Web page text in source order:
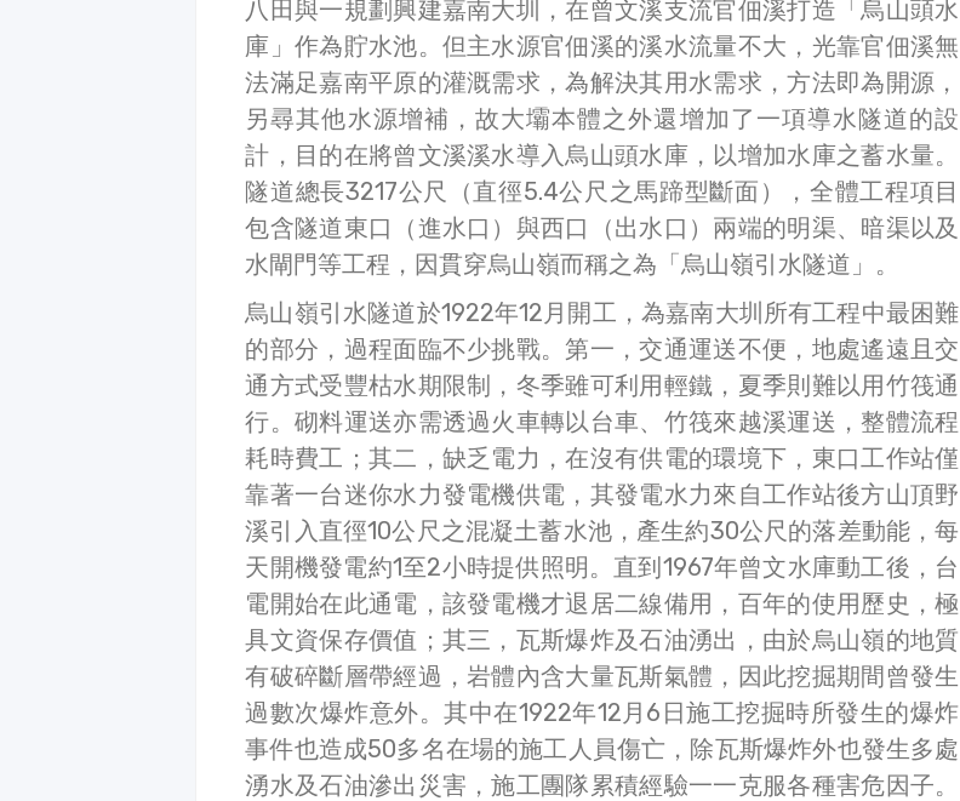
八田與一規劃興建嘉南大圳，在曾文溪支流官佃溪打造「烏山頭水
庫」作為貯水池。但主水源官佃溪的溪水流量不大，光靠官佃溪無
法滿足嘉南平原的灌溉需求，為解決其用水需求，方法即為開源，
另尋其他水源增補，故大壩本體之外還增加了一項導水隧道的設
計，目的在將曾文溪溪水導入烏山頭水庫，以增加水庫之蓄水量。
隧道總長3217公尺（直徑5.4公尺之馬蹄型斷面），全體工程項目
包含隧道東口（進水口）與西口（出水口）兩端的明渠、暗渠以及
水閘門等工程，因貫穿烏山嶺而稱之為「烏山嶺引水隧道」。
烏山嶺引水隧道於1922年12月開工，為嘉南大圳所有工程中最困難
的部分，過程面臨不少挑戰。第一，交通運送不便，地處遙遠且交
通方式受豐枯水期限制，冬季雖可利用輕鐵，夏季則難以用竹筏通
行。砌料運送亦需透過火車轉以台車、竹筏來越溪運送，整體流程
耗時費工；其二，缺乏電力，在沒有供電的環境下，東口工作站僅
靠著一台迷你水力發電機供電，其發電水力來自工作站後方山頂野
溪引入直徑10公尺之混凝土蓄水池，產生約30公尺的落差動能，每
天開機發電約1至2小時提供照明。直到1967年曾文水庫動工後，台
電開始在此通電，該發電機才退居二線備用，百年的使用歷史，極
具文資保存價值；其三，瓦斯爆炸及石油湧出，由於烏山嶺的地質
有破碎斷層帶經過，岩體內含大量瓦斯氣體，因此挖掘期間曾發生
過數次爆炸意外。其中在1922年12月6日施工挖掘時所發生的爆炸
事件也造成50多名在場的施工人員傷亡，除瓦斯爆炸外也發生多處
湧水及石油滲出災害，施工團隊累積經驗一一克服各種害危因子。